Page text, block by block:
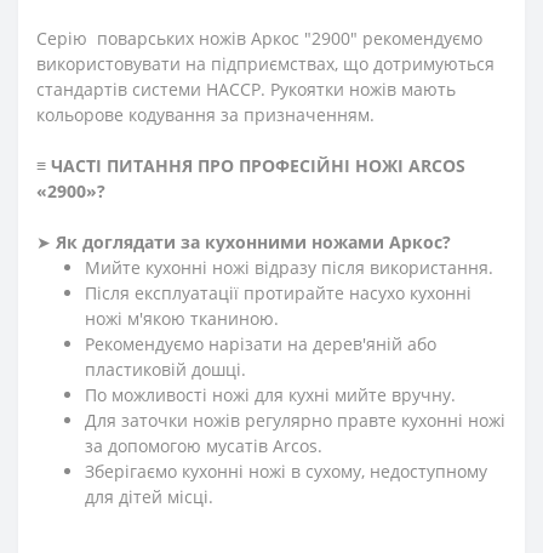
Серію поварських ножів Аркос "2900" рекомендуємо
використовувати на підприємствах, що дотримуються
стандартів системи HACCP. Рукоятки ножів мають
кольорове кодування за призначенням.
≡ ЧАСТІ ПИТАННЯ ПРО ПРОФЕСІЙНІ НОЖІ ARCOS
«2900»?
➤ Як доглядати за кухонними ножами Аркос?
Мийте кухонні ножі відразу після використання.
Після експлуатації протирайте насухо кухонні
ножі м'якою тканиною.
Рекомендуємо нарізати на дерев'яній або
пластиковій дошці.
По можливості ножі для кухні мийте вручну.
Для заточки ножів регулярно правте кухонні ножі
за допомогою мусатів Arcos.
Зберігаємо кухонні ножі в сухому, недоступному
для дітей місці.